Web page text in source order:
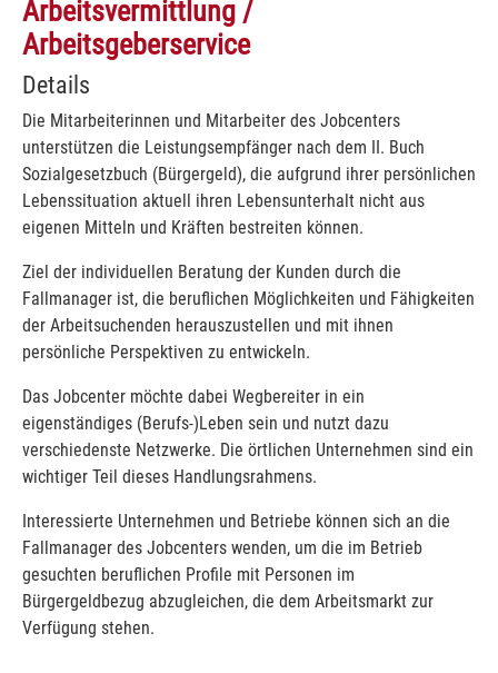
Arbeitsvermittlung /
Arbeitsgeberservice
Details
Die Mitarbeiterinnen und Mitarbeiter des Jobcenters
unterstützen die Leistungsempfänger nach dem II. Buch
Sozialgesetzbuch (Bürgergeld), die aufgrund ihrer persönlichen
Lebenssituation aktuell ihren Lebensunterhalt nicht aus
eigenen Mitteln und Kräften bestreiten können.
Ziel der individuellen Beratung der Kunden durch die
Fallmanager ist, die beruflichen Möglichkeiten und Fähigkeiten
der Arbeitsuchenden herauszustellen und mit ihnen
persönliche Perspektiven zu entwickeln.
Das Jobcenter möchte dabei Wegbereiter in ein
eigenständiges (Berufs-)Leben sein und nutzt dazu
verschiedenste Netzwerke. Die örtlichen Unternehmen sind ein
wichtiger Teil dieses Handlungsrahmens.
Interessierte Unternehmen und Betriebe können sich an die
Fallmanager des Jobcenters wenden, um die im Betrieb
gesuchten beruflichen Profile mit Personen im
Bürgergeldbezug abzugleichen, die dem Arbeitsmarkt zur
Verfügung stehen.